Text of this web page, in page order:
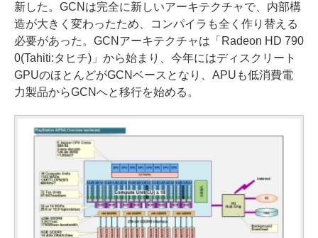
新した。GCNは完全に新しいアーキテクチャで、内部構
造が大きく変わったため、コンパイラも全く作り替える
必要があった。GCNアーキテクチャは「Radeon HD 790
0(Tahiti:タヒチ)」から始まり、今年にはディスクリート
GPUのほとんどがGCNベースとなり、APUも低消費電
力製品からGCNへと移行を始める。